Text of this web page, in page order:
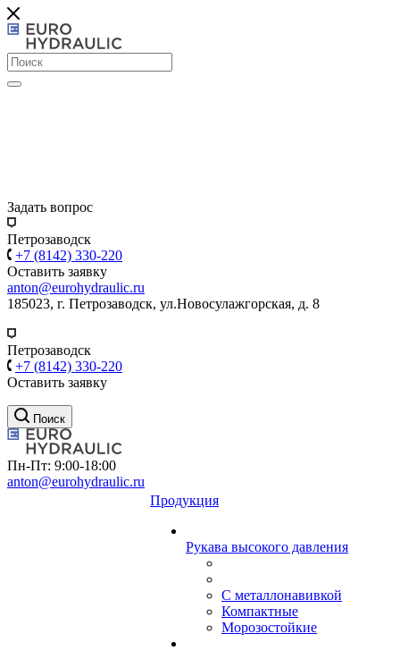
Задать вопрос
Петрозаводск
+7 (8142) 330-220
Оставить заявку
anton@eurohydraulic.ru
185023, г. Петрозаводск, ул.Новосулажгорская, д. 8
Петрозаводск
+7 (8142) 330-220
Оставить заявку
Поиск
Пн-Пт: 9:00-18:00
anton@eurohydraulic.ru
Продукция
Рукава высокого давления
С металлонавивкой
Компактные
Морозостойкие